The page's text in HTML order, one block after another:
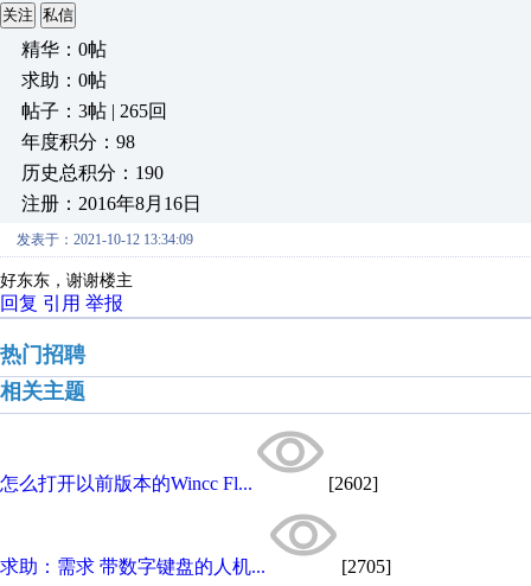
关注 私信
精华：0帖
求助：0帖
帖子：3帖 | 265回
年度积分：98
历史总积分：190
注册：2016年8月16日
发表于：2021-10-12 13:34:09
好东东， 谢谢楼主
回复 引用 举报
热门招聘
相关主题
怎么打开以前版本的Wincc Fl... [2602]
求助：需求 带数字键盘的人机... [2705]